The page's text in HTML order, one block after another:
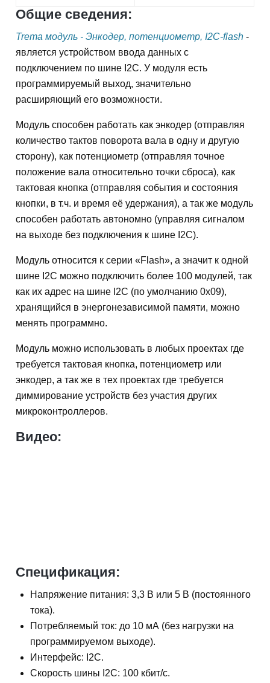
Общие сведения:
Trema модуль - Энкодер, потенциометр, I2C-flash -
является устройством ввода данных с
подключением по шине I2С. У модуля есть
программируемый выход, значительно
расширяющий его возможности.
Модуль способен работать как энкодер (отправляя
количество тактов поворота вала в одну и другую
сторону), как потенциометр (отправляя точное
положение вала относительно точки сброса), как
тактовая кнопка (отправляя события и состояния
кнопки, в т.ч. и время её удержания), а так же модуль
способен работать автономно (управляя сигналом
на выходе без подключения к шине I2C).
Модуль относится к серии «Flash», а значит к одной
шине I2C можно подключить более 100 модулей, так
как их адрес на шине I2C (по умолчанию 0x09),
хранящийся в энергонезависимой памяти, можно
менять программно.
Модуль можно использовать в любых проектах где
требуется тактовая кнопка, потенциометр или
энкодер, а так же в тех проектах где требуется
диммирование устройств без участия других
микроконтроллеров.
Видео:
Спецификация:
Напряжение питания: 3,3 В или 5 В (постоянного
тока).
Потребляемый ток: до 10 мА (без нагрузки на
программируемом выходе).
Интерфейс: I2C.
Скорость шины I2C: 100 кбит/с.